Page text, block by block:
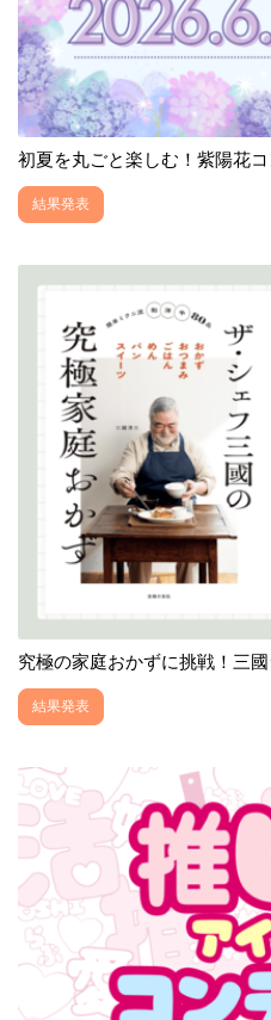
初夏を丸ごと楽しむ！紫陽花コ
結果発表
究極の家庭おかずに挑戦！三
結果発表